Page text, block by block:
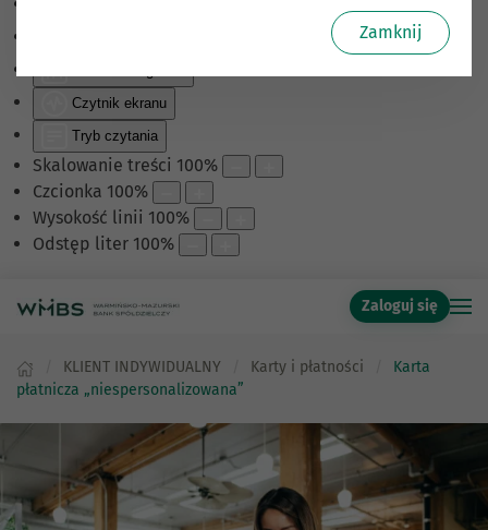
Czytnik ekranu
Tryb czytania
Skalowanie treści 100%
Czcionka 100%
Wysokość linii 100%
Odstęp liter 100%
Zaloguj się
KLIENT INDYWIDUALNY Karty i płatności
Karta
płatnicza „niespersonalizowana”
Zamknij